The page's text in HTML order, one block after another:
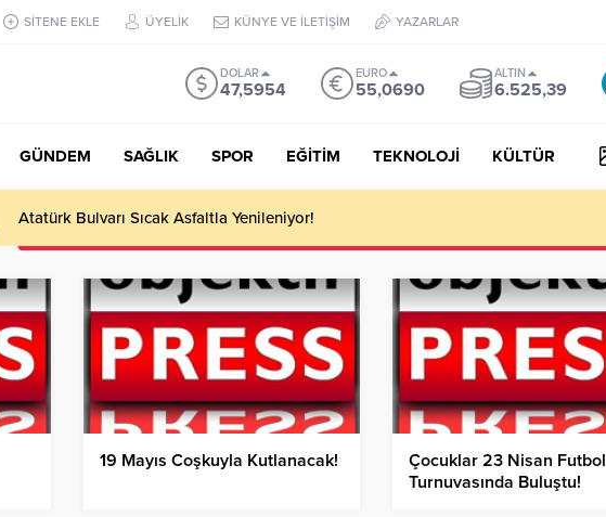
SİTENE EKLE ÜYELİK KÜNYE VE İLETİŞİM YAZARLAR
DOLAR
47,5954
EURO
55,0690
ALTIN
6.525,39
GÜNDEM SAĞLIK SPOR EĞİTİM TEKNOLOJİ KÜLTÜR
Temmuzda IPARD III Kapsamında 634,3 Milyon Lira Hibe Ödemesi Yapıldı!
19 Mayıs Coşkuyla Kutlanacak!
Çocuklar 23 Nisan Futbol
Turnuvasında Buluştu!